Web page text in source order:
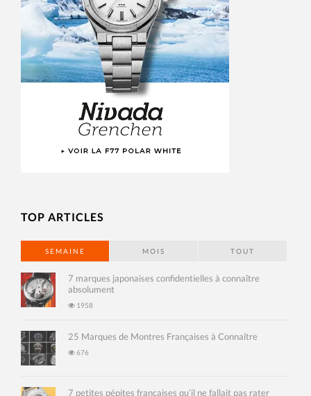
TOP ARTICLES
SEMAINE MOIS TOUT
7 marques japonaises confidentielles à connaître
absolument
1958
25 Marques de Montres Françaises à Connaître
676
7 petites pépites françaises qu’il ne fallait pas rater